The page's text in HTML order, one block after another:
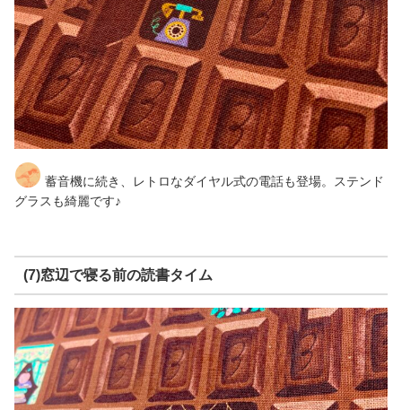
蓄音機に続き、レトロなダイヤル式の電話も登場。ステンド
グラスも綺麗です♪
(7)窓辺で寝る前の読書タイム